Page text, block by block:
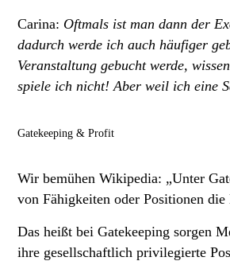
Carina: Oftmals ist man dann der
dadurch werde ich auch häufiger
Veranstaltung gebucht werde,
spiele ich nicht! Aber weil ich eine
Gatekeeping & Profit
Wir bemühen Wikipedia: „Unter
von Fähigkeiten oder Positionen
Das heißt bei Gatekeeping sorgen
ihre gesellschaftlich privilegierte